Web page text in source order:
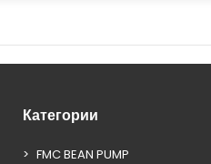
Категории
FMC BEAN PUMP